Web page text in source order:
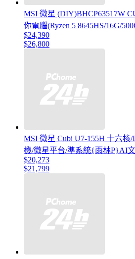
MSI 微星 (DIY)BHCP63517W
你電腦(Ryzen 5 8645HS/16G/
$24,390
$26,800
MSI 微星 Cubi U7-155H 十六核/
機/微星平台/準系統{雨林P}AI
$20,273
$21,799